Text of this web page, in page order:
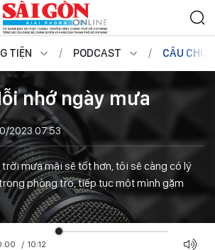
TIỆN PODCAST CÂU
nhớ ngày mưa
2023 07:53
mưa mãi sẽ tốt hơn, tôi sẽ càng có lý
phòng trọ, tiếp tục một mình gặm
/ 10:12